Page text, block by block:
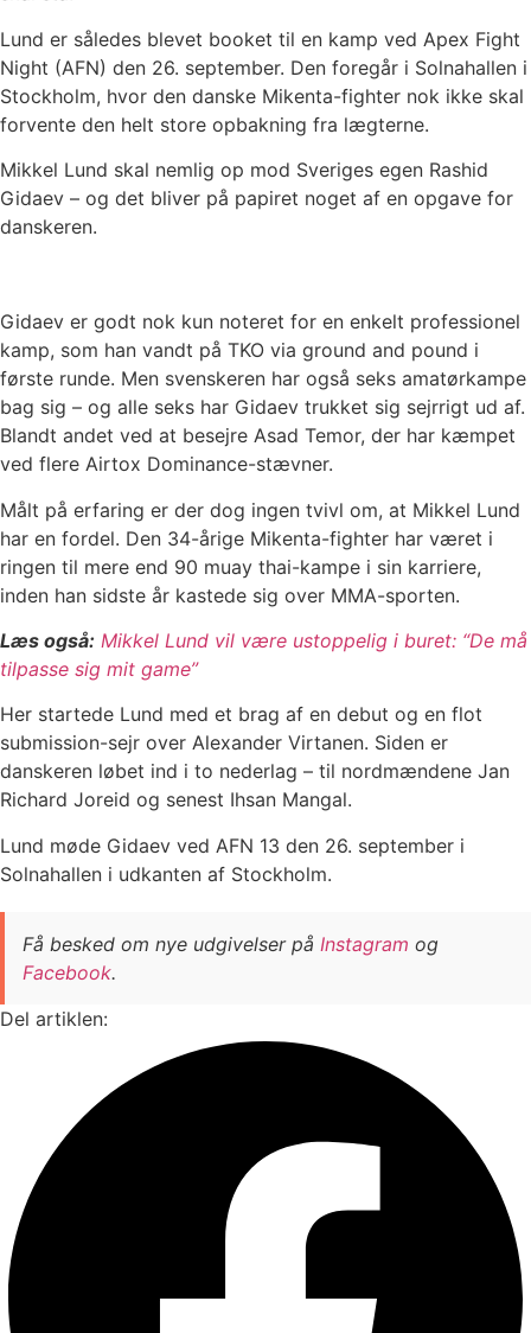
Lund er således blevet booket til en kamp ved Apex Fight
Night (AFN) den 26. september. Den foregår i Solnahallen i
Stockholm, hvor den danske Mikenta-fighter nok ikke skal
forvente den helt store opbakning fra lægterne.
Mikkel Lund skal nemlig op mod Sveriges egen Rashid
Gidaev – og det bliver på papiret noget af en opgave for
danskeren.
Gidaev er godt nok kun noteret for en enkelt professionel
kamp, som han vandt på TKO via ground and pound i
første runde. Men svenskeren har også seks amatørkampe
bag sig – og alle seks har Gidaev trukket sig sejrrigt ud af.
Blandt andet ved at besejre Asad Temor, der har kæmpet
ved flere Airtox Dominance-stævner.
Målt på erfaring er der dog ingen tvivl om, at Mikkel Lund
har en fordel. Den 34-årige Mikenta-fighter har været i
ringen til mere end 90 muay thai-kampe i sin karriere,
inden han sidste år kastede sig over MMA-sporten.
Læs også: Mikkel Lund vil være ustoppelig i buret: “De må
tilpasse sig mit game”
Her startede Lund med et brag af en debut og en flot
submission-sejr over Alexander Virtanen. Siden er
danskeren løbet ind i to nederlag – til nordmændene Jan
Richard Joreid og senest Ihsan Mangal.
Lund møde Gidaev ved AFN 13 den 26. september i
Solnahallen i udkanten af Stockholm.
Få besked om nye udgivelser på Instagram og
Facebook.
Del artiklen: